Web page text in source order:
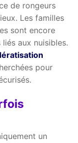
de rongeurs
Les familles
sont encore
aux nuisibles.
pour
un